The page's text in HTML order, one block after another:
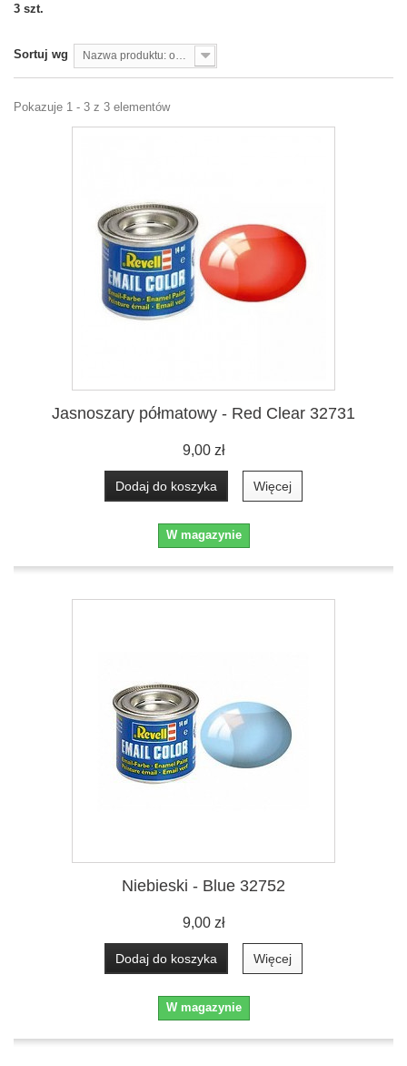
3 szt.
Sortuj wg
Pokazuje 1 - 3 z 3 elementów
Jasnoszary półmatowy - Red Clear 32731
9,00 zł
Dodaj do koszyka Więcej
W magazynie
Niebieski - Blue 32752
9,00 zł
Dodaj do koszyka Więcej
W magazynie